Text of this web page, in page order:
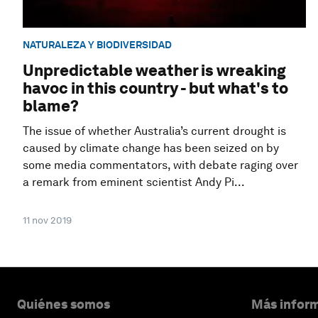
NATURALEZA Y BIODIVERSIDAD
Unpredictable weather is wreaking
havoc in this country - but what's to
blame?
The issue of whether Australia’s current drought is
caused by climate change has been seized on by
some media commentators, with debate raging over
a remark from eminent scientist Andy Pi...
11 nov 2019
Quiénes somos Más